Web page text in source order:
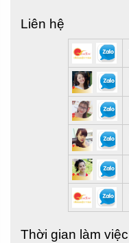
Liên hệ
Thời gian làm việc